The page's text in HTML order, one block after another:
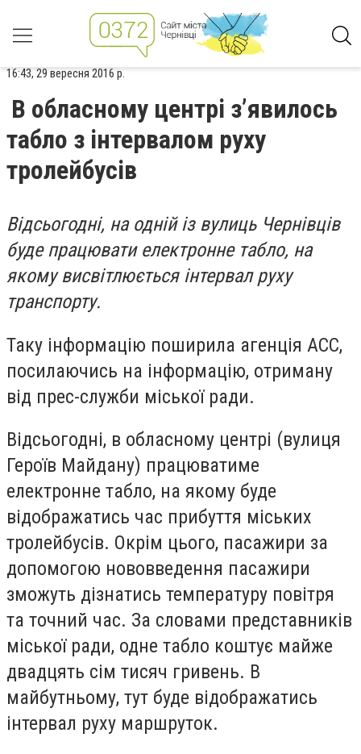
16:43, 29 вересня 2016 р.
В обласному центрі з’явилось
табло з інтервалом руху
тролейбусів
Відсьогодні, на одній із вулиць Чернівців
буде працювати електронне табло, на
якому висвітлюється інтервал руху
транспорту.
Таку інформацію поширила агенція АСС,
посилаючись на інформацію, отриману
від прес-служби міської ради.
Відсьогодні, в обласному центрі (вулиця
Героїв Майдану) працюватиме
електронне табло, на якому буде
відображатись час прибуття міських
тролейбусів. Окрім цього, пасажири за
допомогою нововведення пасажири
зможуть дізнатись температуру повітря
та точний час. За словами представників
міської ради, одне табло коштує майже
двадцять сім тисяч гривень. В
майбутньому, тут буде відображатись
інтервал руху маршруток.